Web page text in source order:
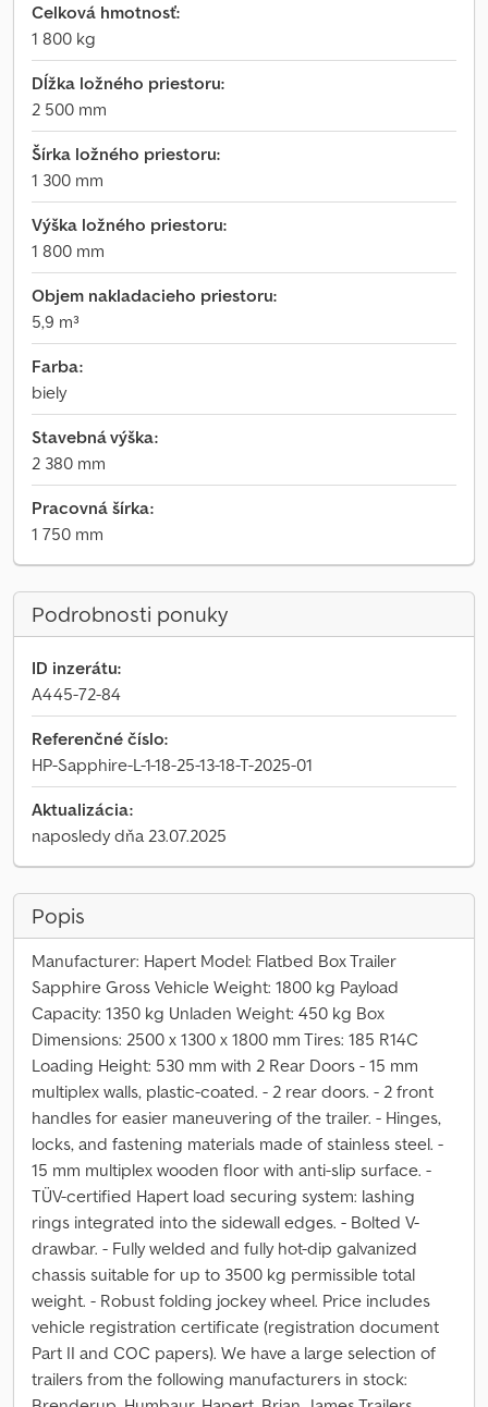
Celková hmotnosť:
1 800 kg
Dĺžka ložného priestoru:
2 500 mm
Šírka ložného priestoru:
1 300 mm
Výška ložného priestoru:
1 800 mm
Objem nakladacieho priestoru:
5,9 m³
Farba:
biely
Stavebná výška:
2 380 mm
Pracovná šírka:
1 750 mm
Podrobnosti ponuky
ID inzerátu:
A445-72-84
Referenčné číslo:
HP-Sapphire-L-1-18-25-13-18-T-2025-01
Aktualizácia:
naposledy dňa 23.07.2025
Popis
Manufacturer: Hapert Model: Flatbed Box Trailer
Sapphire Gross Vehicle Weight: 1800 kg Payload
Capacity: 1350 kg Unladen Weight: 450 kg Box
Dimensions: 2500 x 1300 x 1800 mm Tires: 185 R14C
Loading Height: 530 mm with 2 Rear Doors - 15 mm
multiplex walls, plastic-coated. - 2 rear doors. - 2 front
handles for easier maneuvering of the trailer. - Hinges,
locks, and fastening materials made of stainless steel. -
15 mm multiplex wooden floor with anti-slip surface. -
TÜV-certified Hapert load securing system: lashing
rings integrated into the sidewall edges. - Bolted V-
drawbar. - Fully welded and fully hot-dip galvanized
chassis suitable for up to 3500 kg permissible total
weight. - Robust folding jockey wheel. Price includes
vehicle registration certificate (registration document
Part II and COC papers). We have a large selection of
trailers from the following manufacturers in stock: